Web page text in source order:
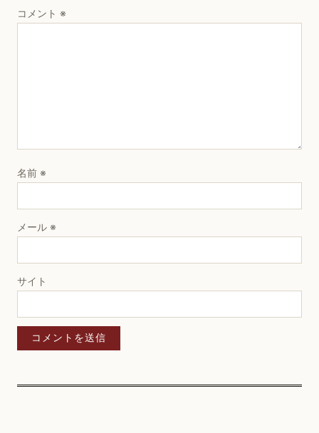
コメント ※
名前 ※
メール ※
サイト